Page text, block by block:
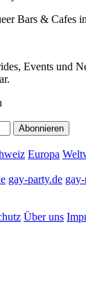
Bars & Cafes
Events und
Abonnieren
Europa
gay-party.de
Über uns